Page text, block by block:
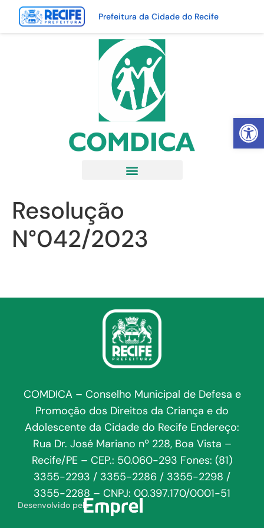
Abrir
Prefeitura da Cidade do Recife
Resolução
N°042/2023
COMDICA – Conselho Municipal de Defesa e
Promoção dos Direitos da Criança e do
Adolescente da Cidade do Recife Endereço:
Rua Dr. José Mariano nº 228, Boa Vista –
Recife/PE – CEP.: 50.060-293 Fones: (81)
3355-2293 / 3355-2286 / 3355-2298 /
3355-2288 – CNPJ: 00.397.170/0001-51
Desenvolvido pela